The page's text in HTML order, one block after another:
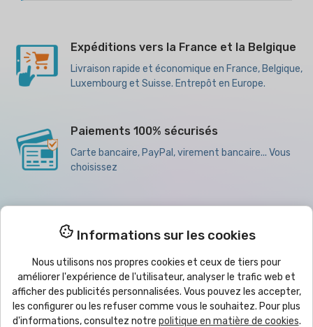
Expéditions vers la France et la Belgique
Livraison rapide et économique en France, Belgique,
Luxembourg et Suisse. Entrepôt en Europe.
Paiements 100% sécurisés
Carte bancaire, PayPal, virement bancaire... Vous
choisissez
Remises pour les achats en grande quantité,
Produits 
Informations sur les cookies
Nous utilisons nos propres cookies et ceux de tiers pour
améliorer l'expérience de l'utilisateur, analyser le trafic web et
afficher des publicités personnalisées. Vous pouvez les accepter,
les configurer ou les refuser comme vous le souhaitez. Pour plus
d'informations, consultez notre politique en matière de cookies.